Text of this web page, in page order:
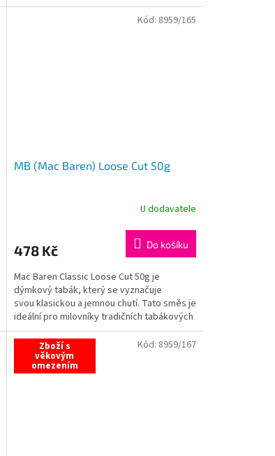
MB (Mac Baren) Loose Cut 50g
U dodavatele
478 Kč Do košíku
Mac Baren Classic Loose Cut 50g je
dýmkový tabák, který se vyznačuje
svou klasickou a jemnou chutí. Tato směs je
ideální pro milovníky tradičních tabákových
zážitků s...
Kód: 8959/165
Zboží s
věkovým
omezením
Kód: 8959/167